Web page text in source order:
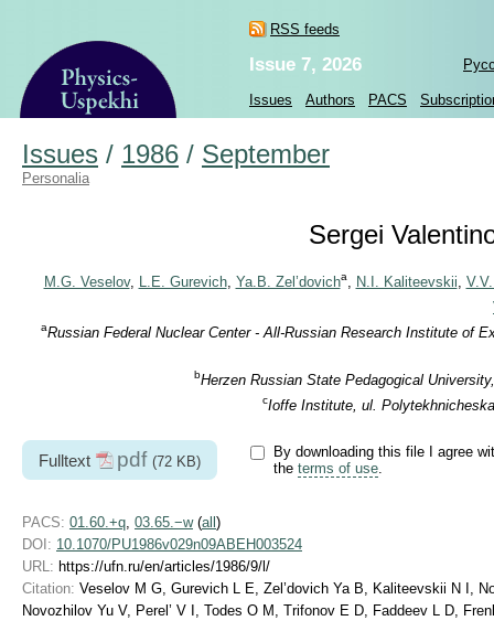
RSS feeds
Issue 7, 2026
Issues Authors PACS
Issues / 1986 / September
Personalia
Sergei
M.G. Veselov, L.E. Gurevich, Ya.B. Zel’dovicha, N.I. Kaliteevskii,
aRussian Federal Nuclear Center - All-Russian Research Institute of
bHerzen Russian State Pedagogical
cIoffe Institute, ul.
Fulltext pdf (72 KB)
By downloading this file I agree
the terms of use.
PACS: 01.60.+q, 03.65.−w(all )
DOI: 10.1070/PU1986v029n09ABEH003524
URL: https://ufn.ru/en/articles/1986/9/l/
Citation: Veselov M G, Gurevich L E, Zel’dovich Ya B, Kaliteevskii N I,
Novozhilov Yu V, Perel’ V I, Todes O M, Trifonov E D, Faddeev L D,